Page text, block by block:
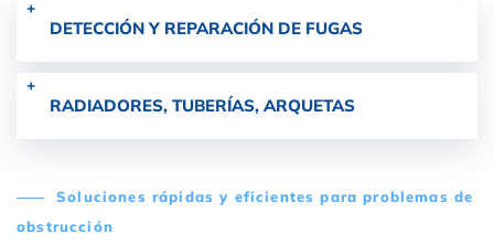
DETECCIÓN Y REPARACIÓN DE FUGAS
RADIADORES, TUBERÍAS, ARQUETAS
Soluciones rápidas y eficientes para problemas de
obstrucción